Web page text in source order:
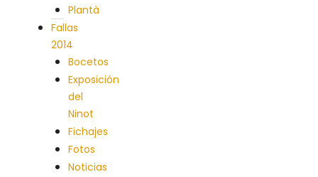
Plantà
Fallas
2014
Bocetos
Exposición
del
Ninot
Fichajes
Fotos
Noticias